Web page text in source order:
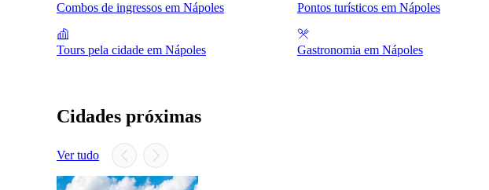
Combos de ingressos em Nápoles Pontos turísticos em Nápoles
Tours pela cidade em Nápoles Gastronomia em Nápoles
Cidades próximas
Ver tudo